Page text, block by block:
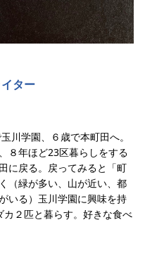
ター
川学園、６歳で本町田へ。
８年ほど23区暮らしをする
に戻る。戻ってみると「町
（緑が多い、山が近い、都
いる）玉川学園に興味を持
２匹と暮らす。好きな食べ